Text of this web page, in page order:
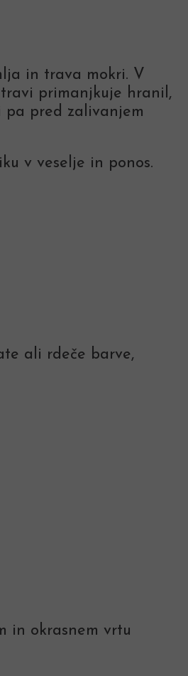
in trava mokri. V
primanjkuje hranil,
pa pred zalivanjem
v veselje in ponos.
ali rdeče barve,
in okrasnem vrtu